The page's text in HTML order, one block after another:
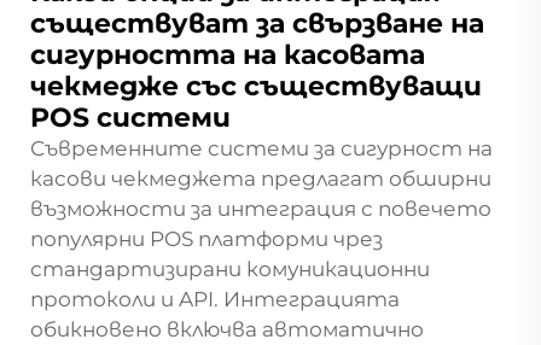
съществуват за свързване на
сигурността на касовата
чекмедже със съществуващи
POS системи
Съвременните системи за сигурност на
касови чекмеджета предлагат обширни
възможности за интеграция с повечето
популярни POS платформи чрез
стандартизирани комуникационни
протоколи и API. Интеграцията
обикновено включва автоматично